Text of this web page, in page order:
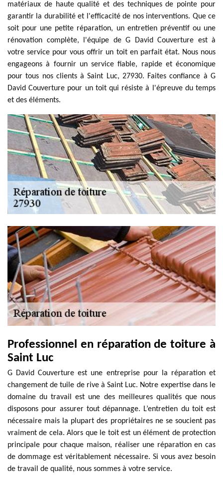
matériaux de haute qualité et des techniques de pointe pour
garantir la durabilité et l'efficacité de nos interventions. Que ce
soit pour une petite réparation, un entretien préventif ou une
rénovation complète, l'équipe de G David Couverture est à
votre service pour vous offrir un toit en parfait état. Nous nous
engageons à fournir un service fiable, rapide et économique
pour tous nos clients à Saint Luc, 27930. Faites confiance à G
David Couverture pour un toit qui résiste à l'épreuve du temps
et des éléments.
Professionnel en réparation de toiture à
Saint Luc
G David Couverture est une entreprise pour la réparation et
changement de tuile de rive à Saint Luc. Notre expertise dans le
domaine du travail est une des meilleures qualités que nous
disposons pour assurer tout dépannage. L’entretien du toit est
nécessaire mais la plupart des propriétaires ne se soucient pas
vraiment de cela. Alors que le toit est un élément de protection
principale pour chaque maison, réaliser une réparation en cas
de dommage est véritablement nécessaire. Si vous avez besoin
de travail de qualité, nous sommes à votre service.